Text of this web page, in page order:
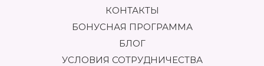
КОНТАКТЫ
БОНУСНАЯ ПРОГРАММА
БЛОГ
УСЛОВИЯ СОТРУДНИЧЕСТВА